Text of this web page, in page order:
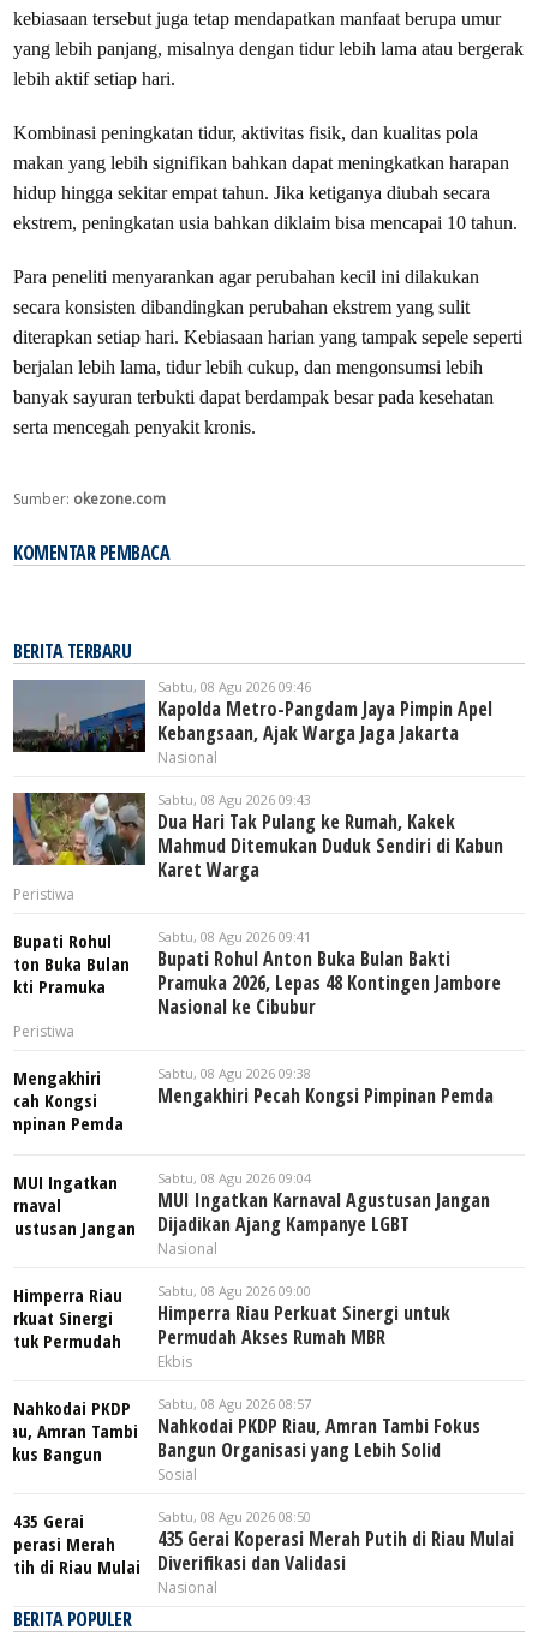
kebiasaan tersebut juga tetap mendapatkan manfaat berupa umur
yang lebih panjang, misalnya dengan tidur lebih lama atau bergerak
lebih aktif setiap hari.
Kombinasi peningkatan tidur, aktivitas fisik, dan kualitas pola
makan yang lebih signifikan bahkan dapat meningkatkan harapan
hidup hingga sekitar empat tahun. Jika ketiganya diubah secara
ekstrem, peningkatan usia bahkan diklaim bisa mencapai 10 tahun.
Para peneliti menyarankan agar perubahan kecil ini dilakukan
secara konsisten dibandingkan perubahan ekstrem yang sulit
diterapkan setiap hari. Kebiasaan harian yang tampak sepele seperti
berjalan lebih lama, tidur lebih cukup, dan mengonsumsi lebih
banyak sayuran terbukti dapat berdampak besar pada kesehatan
serta mencegah penyakit kronis.
Sumber: okezone.com
KOMENTAR PEMBACA
BERITA TERBARU
Sabtu, 08 Agu 2026 09:46
Kapolda Metro-Pangdam Jaya Pimpin Apel
Kebangsaan, Ajak Warga Jaga Jakarta
Nasional
Sabtu, 08 Agu 2026 09:43
Dua Hari Tak Pulang ke Rumah, Kakek
Mahmud Ditemukan Duduk Sendiri di Kabun
Karet Warga
Peristiwa
Sabtu, 08 Agu 2026 09:41
Bupati Rohul Anton Buka Bulan Bakti
Pramuka 2026, Lepas 48 Kontingen Jambore
Nasional ke Cibubur
Peristiwa
Sabtu, 08 Agu 2026 09:38
Mengakhiri Pecah Kongsi Pimpinan Pemda
Sabtu, 08 Agu 2026 09:04
MUI Ingatkan Karnaval Agustusan Jangan
Dijadikan Ajang Kampanye LGBT
Nasional
Sabtu, 08 Agu 2026 09:00
Himperra Riau Perkuat Sinergi untuk
Permudah Akses Rumah MBR
Ekbis
Sabtu, 08 Agu 2026 08:57
Nahkodai PKDP Riau, Amran Tambi Fokus
Bangun Organisasi yang Lebih Solid
Sosial
Sabtu, 08 Agu 2026 08:50
435 Gerai Koperasi Merah Putih di Riau Mulai
Diverifikasi dan Validasi
Nasional
BERITA POPULER